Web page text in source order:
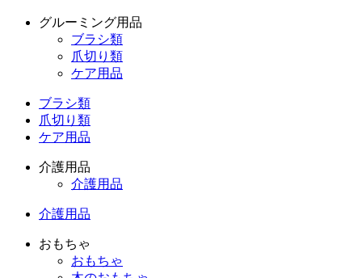
グルーミング用品
ブラシ類
爪切り類
ケア用品
ブラシ類
爪切り類
ケア用品
介護用品
介護用品
介護用品
おもちゃ
おもちゃ